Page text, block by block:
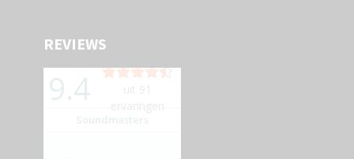
REVIEWS